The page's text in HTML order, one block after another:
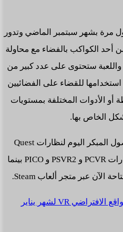
مرة بشهر سبتمبر الماضي وتدور
أحد الكواكب بالفضاء مع محاولة
ستحتوى على عدد كبير من
استخدامها للقضاء على الفضائيين
أو الأدوات المختلفة بمستويات
الخاص بها.
واللعبة قادمة عبر نسخة الوصول المبكر اليوم لنظارات Quest
بينما سيتم اطلاقها لاحقا لنظارات PCVR و PSVR2 و PICO بينما
أهم أخبار عالم الواقع الافتراضي VR لشهر يناير